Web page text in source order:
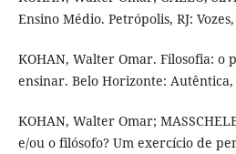
Ensino Médio. Petrópolis, RJ:
KOHAN, Walter Omar. Filosofia: o
ensinar. Belo Horizonte: Autêntica,
KOHAN, Walter Omar;
e/ou o filósofo? Um exercício de